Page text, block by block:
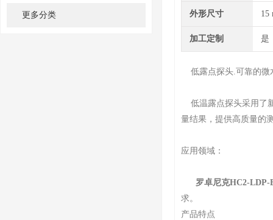
更多分类 外形尺寸 15
加工定制 是
低露点探头.可靠的微
低温露点探头采用了
量结果，提供高质量的
应用领域：
罗卓尼克HC2-LDP-
求。
产品特点